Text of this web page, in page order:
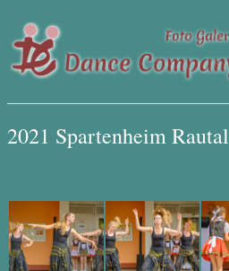
2021 Spartenheim Rautal